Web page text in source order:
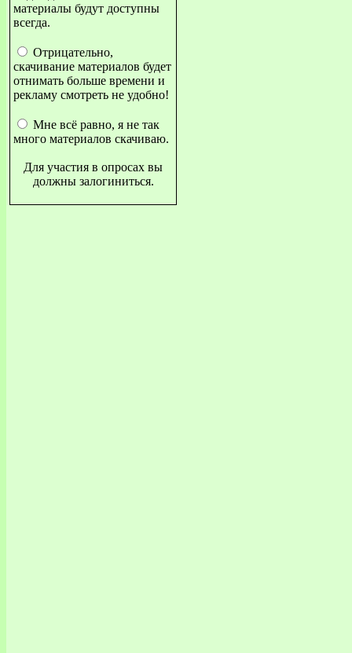
материалы будут доступны
всегда.
Отрицательно,
скачивание материалов будет
отнимать больше времени и
рекламу смотреть не удобно!
Мне всё равно, я не так
много материалов скачиваю.
Для участия в опросах вы
должны залогиниться.